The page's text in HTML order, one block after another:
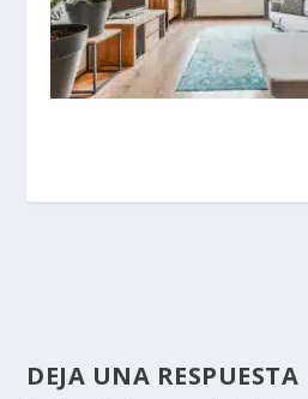
DEJA UNA RESPUESTA